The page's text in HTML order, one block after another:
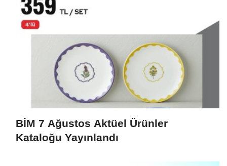
BİM 7 Ağustos Aktüel Ürünler
Kataloğu Yayınlandı